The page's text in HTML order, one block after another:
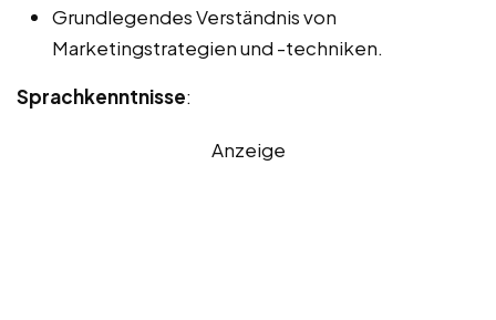
Grundlegendes Verständnis von
Marketingstrategien und -techniken.
Sprachkenntnisse:
Anzeige